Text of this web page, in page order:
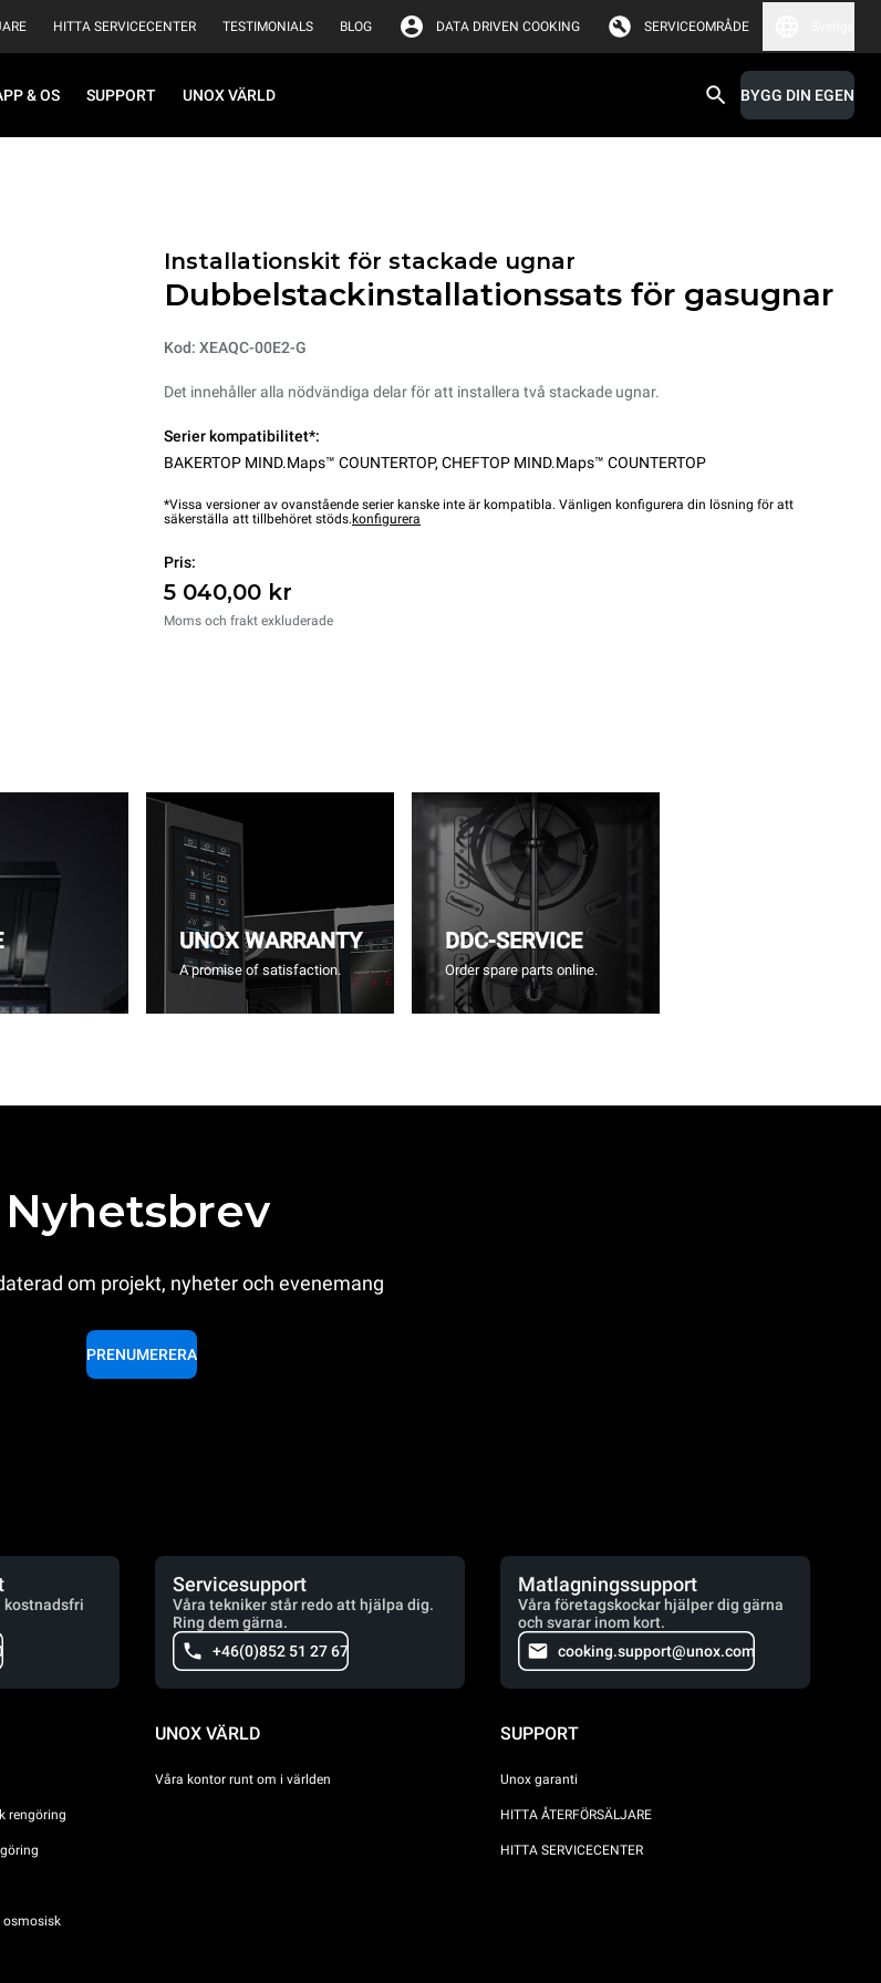
HITTA SERVICECENTER TESTIMONIALS BLOG DATA DRIVEN COOKING SERVICEOMRÅDE
& OS SUPPORT UNOX VÄRLD BYGG DIN EGEN
Installationskit för stackade ugnar
Dubbelstackinstallationssats för gasugnar
Kod: XEAQC-00E2-G
Det innehåller alla nödvändiga delar för att installera två stackade ugnar.
Serier kompatibilitet*:
BAKERTOP MIND.Maps™ COUNTERTOP, CHEFTOP MIND.Maps™ COUNTERTOP
*Vissa versioner av ovanstående serier kanske inte är kompatibla. Vänligen konfigurera din lösning för att
säkerställa att tillbehöret stöds. konfigurera
Pris:
5 040,00 kr
Moms och frakt exkluderade
UNOX WARRANTY
A promise of satisfaction.
DDC-SERVICE
Order spare parts online.
Nyhetsbrev
om projekt, nyheter och evenemang
PRENUMERERA
kostnadsfri
Servicesupport
Våra tekniker står redo att hjälpa dig.
Ring dem gärna.
+46(0)852 51 27 67
Matlagningssupport
Våra företagskockar hjälper dig gärna
och svarar inom kort.
cooking.support@unox.com
rengöring
osmosisk
UNOX VÄRLD
Våra kontor runt om i världen
SUPPORT
Unox garanti
HITTA ÅTERFÖRSÄLJARE
HITTA SERVICECENTER